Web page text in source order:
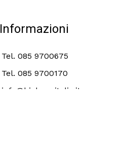
Informazioni
Tel. 085 9700675
Tel. 085 9700170
info@biobeneitalia.it